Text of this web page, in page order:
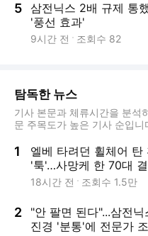
5 삼전닉스 2배 규제 통
'풍선 효과'
9시간 전 조회수 82
탐독한 뉴스
기사 본문과 체류시간을 분석
문 주목도가 높은 기사 순입니
1
엘베 타려던 휠체어 탄
'툭'…사망케 한 70대
18시간 전 조회수 1.5만
2
"안 팔면 된다"...삼전
진경 '분통'에 전문가